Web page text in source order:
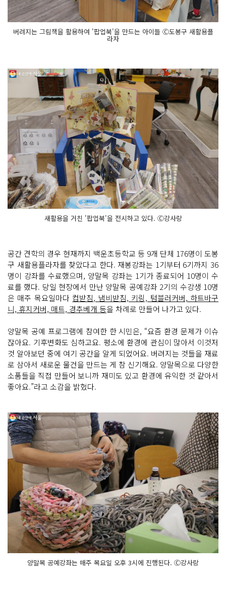
버려지는 그림책을 활용하여 '팝업북'을 만드는 아이들 Ⓒ도봉구 새활용플
라자
새활용을 거친 '팝업북'을 전시하고 있다. Ⓒ강사랑
공간 견학의 경우 현재까지 백운초등학교 등 9개 단체 176명이 도봉
구 새활용플라자를 찾았다고 한다. 재봉강좌는 1기부터 6기까지 36
명이 강좌를 수료했으며, 양말목 강좌는 1기가 종료되어 10명이 수
료를 했다. 당일 현장에서 만난 양말목 공예강좌 2기의 수강생 10명
은 매주 목요일마다 컵받침, 냄비받침, 키링, 텀블러커버, 하트바구
니, 휴지커버, 매트, 경추베개 등을 차례로 만들어 나가고 있다.
양말목 공예 프로그램에 참여한 한 시민은, “요즘 환경 문제가 이슈
잖아요. 기후변화도 심하고요. 평소에 환경에 관심이 많아서 이것저
것 알아보던 중에 여기 공간을 알게 되었어요. 버려지는 것들을 재료
로 삼아서 새로운 물건을 만드는 게 참 신기해요. 양말목으로 다양한
소품들을 직접 만들어 보니까 재미도 있고 환경에 유익한 것 같아서
좋아요.”라고 소감을 밝혔다.
양말목 공예강좌는 매주 목요일 오후 3시에 진행된다. Ⓒ강사랑